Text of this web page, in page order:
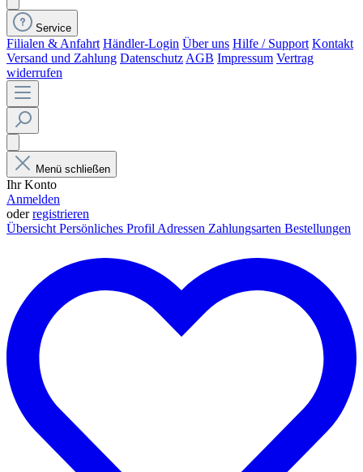
Service
Filialen & Anfahrt Händler-Login Über uns Hilfe / Support Kontakt
Versand und Zahlung Datenschutz AGB Impressum Vertrag
widerrufen
Menü schließen
Ihr Konto
Anmelden
oderregistrieren
Übersicht Persönliches Profil Adressen Zahlungsarten Bestellungen